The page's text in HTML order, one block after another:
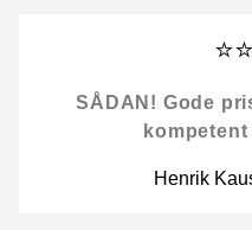
SÅDAN! Gode
Henrik